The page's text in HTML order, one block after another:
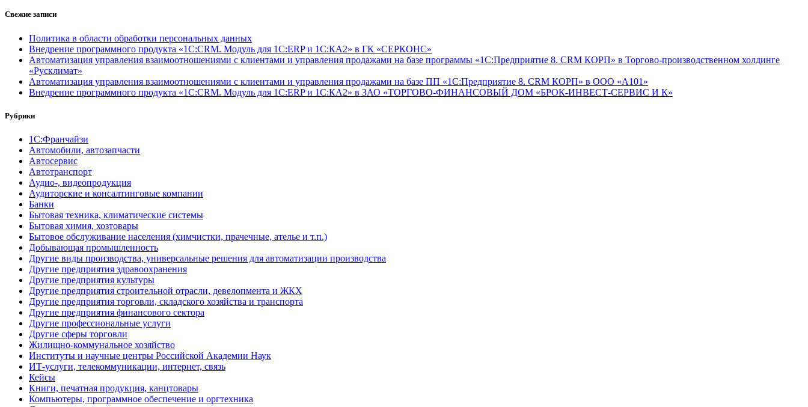
Свежие записи
Политика в области обработки персональных данных
Внедрение программного продукта «1С:CRM. Модуль для 1С:ERP и 1С:КА2» в ГК «СЕРКОНС»
Автоматизация управления взаимоотношениями с клиентами и управления продажами на базе программы «1С:Предприятие 8. CRM КОРП» в Торгово-производственном холдинге
«Русклимат»
Автоматизация управления взаимоотношениями с клиентами и управления продажами на базе ПП «1С:Предприятие 8. CRM КОРП» в ООО «А101»
Внедрение программного продукта «1С:CRM. Модуль для 1С:ERP и 1С:КА2» в ЗАО «ТОРГОВО-ФИНАНСОВЫЙ ДОМ «БРОК-ИНВЕСТ-СЕРВИС И К»
Рубрики
1С:Франчайзи
Автомобили, автозапчасти
Автосервис
Автотранспорт
Аудио-, видеопродукция
Аудиторские и консалтинговые компании
Банки
Бытовая техника, климатические системы
Бытовая химия, хозтовары
Бытовое обслуживание населения (химчистки, прачечные, ателье и т.п.)
Добывающая промышленность
Другие виды производства, универсальные решения для автоматизации производства
Другие предприятия здравоохранения
Другие предприятия культуры
Другие предприятия строительной отрасли, девелопмента и ЖКХ
Другие предприятия торговли, складского хозяйства и транспорта
Другие предприятия финансового сектора
Другие профессиональные услуги
Другие сферы торговли
Жилищно-коммунальное хозяйство
Институты и научные центры Российской Академии Наук
ИТ-услуги, телекоммуникации, интернет, связь
Кейсы
Книги, печатная продукция, канцтовары
Компьютеры, программное обеспечение и оргтехника